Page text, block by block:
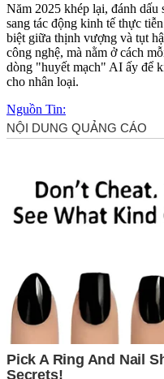
Năm 2025 khép lại, đánh
sang tác động kinh tế thực
biệt giữa thịnh vượng và tụt
công nghệ, mà nằm ở cách
dòng "huyết mạch" AI ấy để
cho nhân loại.
Nguồn Tin: